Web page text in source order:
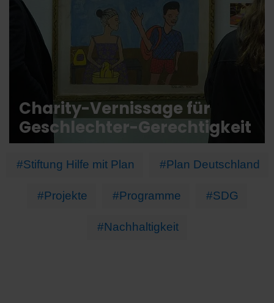
Charity-Vernissage für
Geschlechter-Gerechtigkeit
#Stiftung Hilfe mit Plan #Plan Deutschland
#Projekte #Programme #SDG
#Nachhaltigkeit